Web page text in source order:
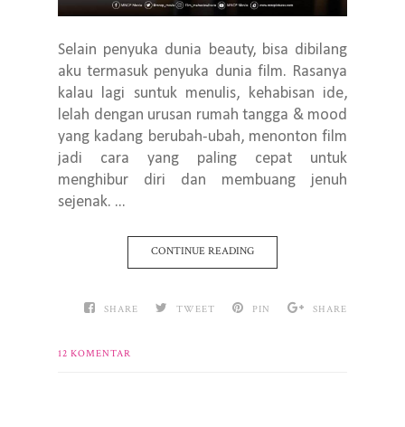
Selain penyuka dunia beauty, bisa dibilang
aku termasuk penyuka dunia film. Rasanya
kalau lagi suntuk menulis, kehabisan ide,
lelah dengan urusan rumah tangga & mood
yang kadang berubah-ubah, menonton film
jadi cara yang paling cepat untuk
menghibur diri dan membuang jenuh
sejenak. ...
CONTINUE READING
SHARE TWEET PIN SHARE
12 KOMENTAR